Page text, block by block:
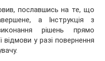
пославшись на те, що
а Інструкція з
рішень прямо
у разі повернення